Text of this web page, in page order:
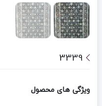
3339
ویژگی های محصول